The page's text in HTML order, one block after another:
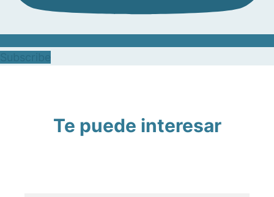
Te puede interesar